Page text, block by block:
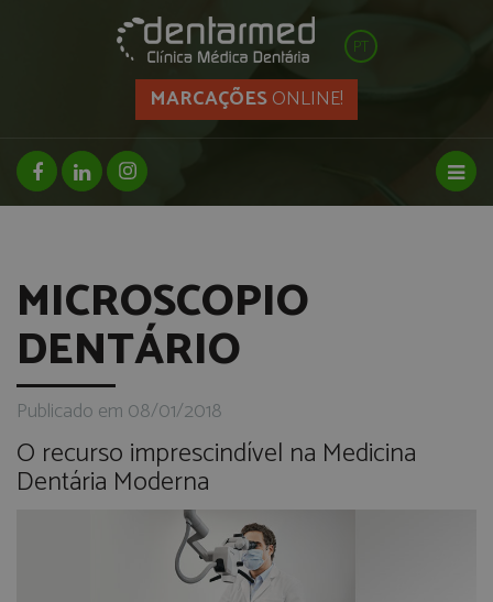
PT
MARCAÇÕESONLINE!
facebook page
linkedin pageinstagram page
MICROSCOPIO
DENTÁRIO
Publicado em 08/01/2018
O recurso imprescindível na Medicina
Dentária Moderna